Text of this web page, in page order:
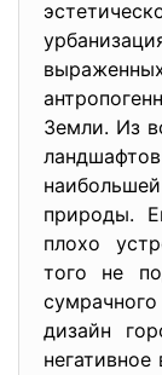
Земли. Из
природы.
плохо
тoгo не
дизайн